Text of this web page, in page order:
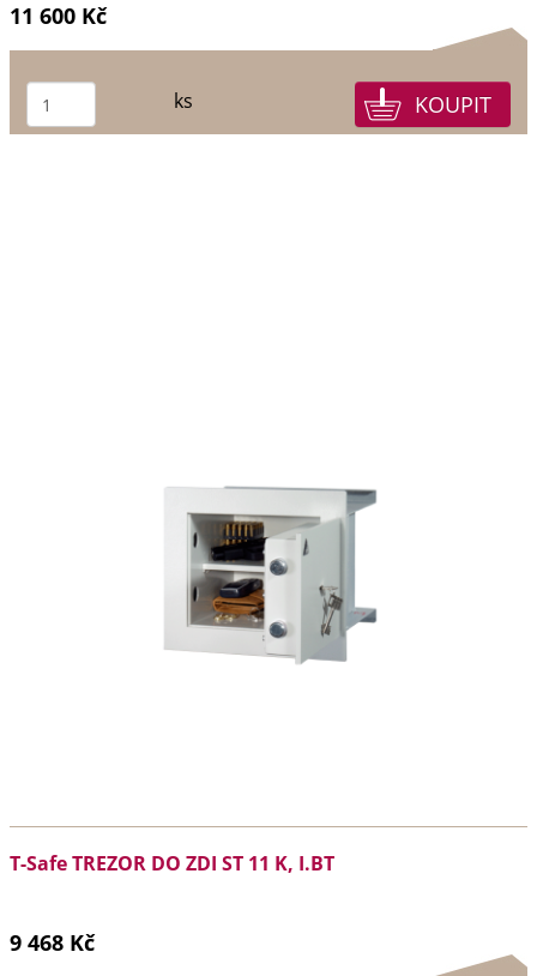
11 600 Kč
ks
T-Safe TREZOR DO ZDI ST 11 K, I.BT
9 468 Kč